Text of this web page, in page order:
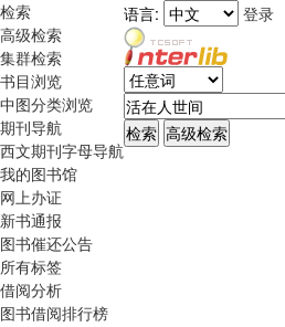
检索
高级检索
集群检索
书目浏览
中图分类浏览
期刊导航
西文期刊字母导航
我的图书馆
网上办证
新书通报
图书催还公告
所有标签
借阅分析
图书借阅排行榜
语言: 登录